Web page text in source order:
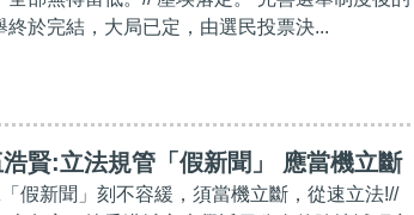
於完結，大局已定，由選民投票決...
浩賢:立法規管「假新聞」 應當機立斷
假新聞」刻不容緩，須當機立斷，從速立法!//